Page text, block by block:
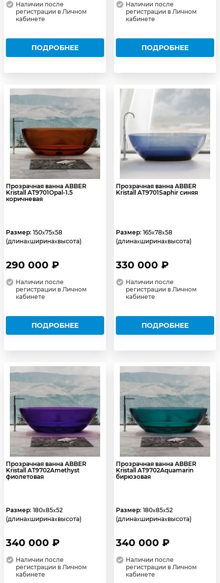
Наличии после
регистрации в Личном
кабинете
ПОДРОБНЕЕ
Наличии после
регистрации в Личном
кабинете
ПОДРОБНЕЕ
Прозрачная ванна ABBER
Kristall AT9701Opal-1.5
коричневая
Размер: 150x75x58
(длинаxширинаxвысота)
290 000 ₽
Наличии после
регистрации в Личном
кабинете
ПОДРОБНЕЕ
Прозрачная ванна ABBER
Kristall AT9701Saphir синяя
Размер: 165x78x58
(длинаxширинаxвысота)
330 000 ₽
Наличии после
регистрации в Личном
кабинете
ПОДРОБНЕЕ
Прозрачная ванна ABBER
Kristall AT9702Amethyst
фиолетовая
Размер: 180x85x52
(длинаxширинаxвысота)
340 000 ₽
Наличии после
регистрации в Личном
кабинете
Прозрачная ванна ABBER
Kristall AT9702Aquamarin
бирюзовая
Размер: 180x85x52
(длинаxширинаxвысота)
340 000 ₽
Наличии после
регистрации в Личном
кабинете